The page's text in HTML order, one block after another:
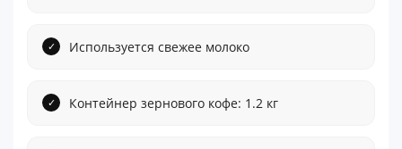
Используется свежее молоко
Контейнер зернового кофе: 1.2 кг